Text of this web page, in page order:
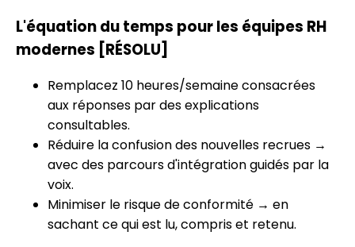
L'équation du temps pour les équipes RH
modernes [RÉSOLU]
Remplacez 10 heures/semaine consacrées
aux réponses par des explications
consultables.
Réduire la confusion des nouvelles recrues →
avec des parcours d'intégration guidés par la
voix.
Minimiser le risque de conformité → en
sachant ce qui est lu, compris et retenu.